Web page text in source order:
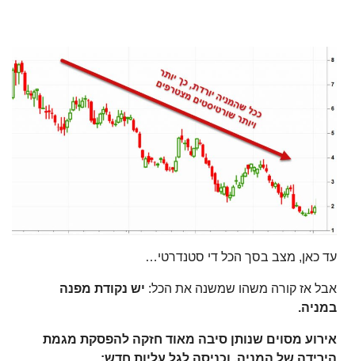
עד כאן, מצב בסך הכל די סטנדרטי…
אבל אז קורה משהו שמשנה את הכל: יש נקודת מפנה
במניה.
אירוע מסוים שנותן סיבה מאוד חזקה להפסקת מגמת
הירידה של המניה, וכניסה לגל עליות חדש: